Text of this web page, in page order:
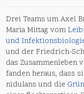
Drei Teams um Axel
Maria Mittag vom
und
und der Friedrich-
das Zusammenleben
fanden heraus, dass
nidulans und die